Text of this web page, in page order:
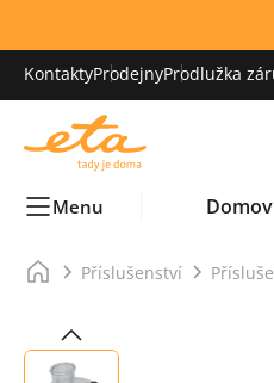
KontaktyProdejnyProdlužka
Menu
Příslušenství